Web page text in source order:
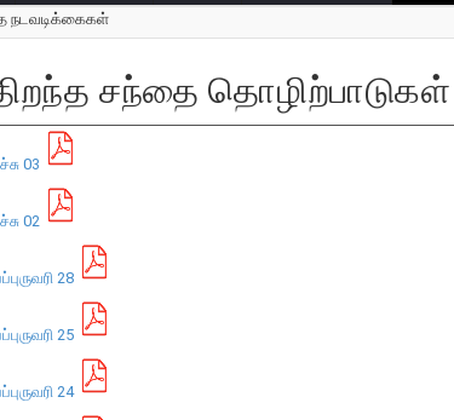
நடவடிக்கைகள்
சந்தை தொழிற்பாடுகள்
03
02
28
25
24